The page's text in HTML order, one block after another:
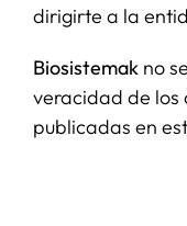
dirigirte a la
Biosistemakno
veracidad de los
publicadas en